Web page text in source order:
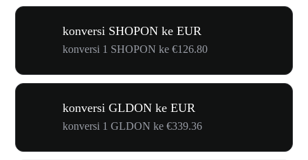
konversi SHOPON ke EUR
konversi 1 SHOPON ke €126.80
konversi GLDON ke EUR
konversi 1 GLDON ke €339.36